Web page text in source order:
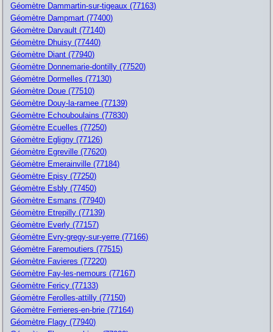
Géomètre Dammartin-sur-tigeaux (77163)
Géomètre Dampmart (77400)
Géomètre Darvault (77140)
Géomètre Dhuisy (77440)
Géomètre Diant (77940)
Géomètre Donnemarie-dontilly (77520)
Géomètre Dormelles (77130)
Géomètre Doue (77510)
Géomètre Douy-la-ramee (77139)
Géomètre Echouboulains (77830)
Géomètre Ecuelles (77250)
Géomètre Egligny (77126)
Géomètre Egreville (77620)
Géomètre Emerainville (77184)
Géomètre Episy (77250)
Géomètre Esbly (77450)
Géomètre Esmans (77940)
Géomètre Etrepilly (77139)
Géomètre Everly (77157)
Géomètre Evry-gregy-sur-yerre (77166)
Géomètre Faremoutiers (77515)
Géomètre Favieres (77220)
Géomètre Fay-les-nemours (77167)
Géomètre Fericy (77133)
Géomètre Ferolles-attilly (77150)
Géomètre Ferrieres-en-brie (77164)
Géomètre Flagy (77940)